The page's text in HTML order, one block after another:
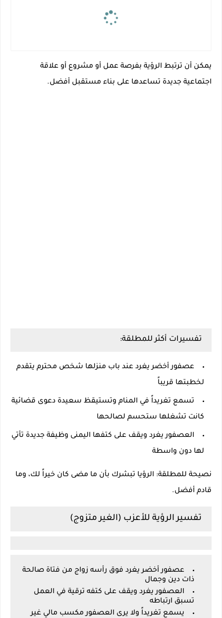
يمكن أن ترتبط الرؤية بفرصة عمل أو مشروع أو علاقة
اجتماعية جديدة تساعدها على بناء مستقبل أفضل.
تفسيرات أكثر للمطلقة:
عصفور أخضر يغرد عند باب منزلها شخص محترم يتقدم
لخطبتها قريباً
تسمع تغريداً في المنام وتستيقظ سعيدة دعوى قضائية
كانت تشغلها ستحسم لصالحها
العصفور يغرد ويقف على كتفها اليمنى وظيفة جديدة تأتي
لها دون واسطة
نصيحة للمطلقة: الرؤيا تبشرك بأن ما مضى كان خيراً لك، وما
قادم أفضل.
تفسير الرؤية للأعزب (الغير متزوج)
عصفور أخضر يغرد فوق رأسه زواج من فتاة صالحة
ذات دين وجمال
العصفور يغرد ويقف على كتفه ترقية في العمل
تسبق ارتباطه
يسمع تغريداً ولا يرى العصفور مكسب مالي غير